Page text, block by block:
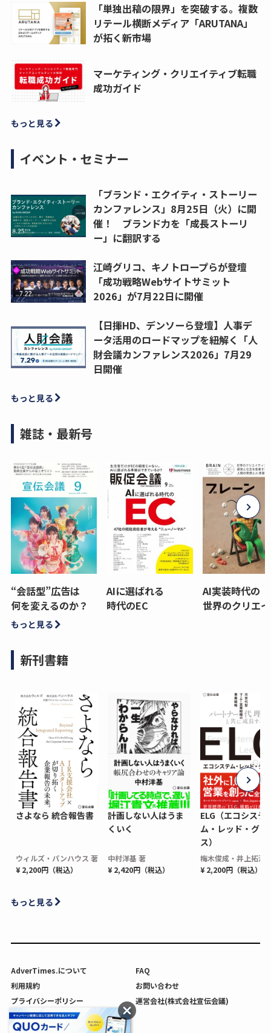
「単独出稿の限界」を突破する。複数
リテール横断メディア「ARUTANA」
が拓く新市場
マーケティング・クリエイティブ転職
成功ガイド
もっと見る
イベント・セミナー
「ブランド・エクイティ・ストーリー
カンファレンス」8月25日（火）に開
催！ ブランド力を「成長ストーリ
ー」に翻訳する
江崎グリコ、キノトロープらが登壇
「成功戦略Webサイトサミット
2026」が7月22日に開催
【日揮HD、デンソーら登壇】人事デ
ータ活用のロードマップを紐解く「人
財会議カンファレンス2026」7月29
日開催
もっと見る
雑誌・最新号
“会話型”広告は
何を変えるのか？
AIに選ばれる
時代のEC
AI実装時代の
世界のクリエ
もっと見る
新刊書籍
さよなら 統合報告書
ウィルズ・パンハウス 著
¥ 2,200円（税込）
計画しない人はうま
くいく
中村洋基 著
¥ 2,420円（税込）
ELG（エコシステ
ム・レッド・グロ
ス）
梅木俊成・井上拓海
¥ 2,200円（税込）
もっと見る
AdverTimes.について
FAQ
利用規約
お問い合わせ
プライバシーポリシー
運営会社(株式会社宣伝会議)
利用者情報の外部送信について